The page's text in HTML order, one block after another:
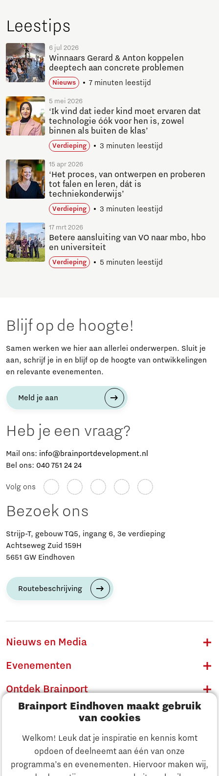
Brainport Eindhoven maakt gebruik
van cookies
Welkom! Leuk dat je inspiratie en kennis komt
opdoen of deelneemt aan één van onze
programma’s en evenementen. Hiervoor maken wij,
Ontdek Brainport
Leestips
6 jul 2026
Winnaars Gerard & Anton koppelen
deeptech aan concrete problemen
Nieuws 7 minuten leestijd
5 mei 2026
‘Ik vind dat ieder kind moet ervaren dat
technologie óók voor hen is, zowel
binnen als buiten de klas’
Verdieping 3 minuten leestijd
15 apr 2026
‘Het proces, van ontwerpen en proberen
tot falen en leren, dát is
techniekonderwijs’
Verdieping 3 minuten leestijd
17 mrt 2026
Betere aansluiting van VO naar mbo, hbo
en universiteit
Verdieping 5 minuten leestijd
Blijf op de hoogte!
Samen werken we hier aan allerlei onderwerpen. Sluit je
aan, schrijf je in en blijf op de hoogte van ontwikkelingen
en relevante evenementen.
Meld je aan
Heb je een vraag?
Mail ons: info@brainportdevelopment.nl
Bel ons: 040 751 24 24
Volg ons
Bezoek ons
Strijp-T, gebouw TQ5, ingang 6, 3e verdieping
Achtseweg Zuid 159H
5651 GW Eindhoven
Routebeschrijving
Nieuws en Media
Evenementen
Ontdek Brainport
Innovatie
Ondernemen
Onderwijs